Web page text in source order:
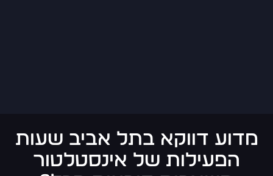
מדוע דווקא בתל אביב שעות
הפעילות של אינסטלטור